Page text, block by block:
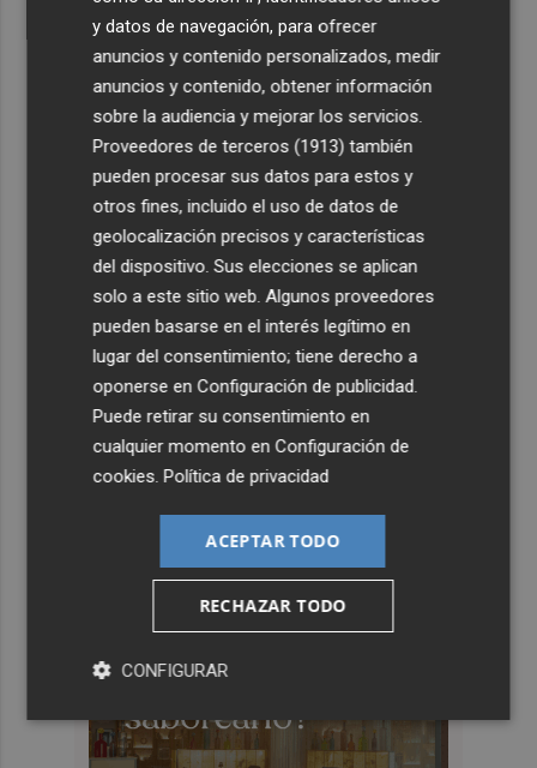
y datos de navegación, para ofrecer
anuncios y contenido personalizados, medir
anuncios y contenido, obtener información
sobre la audiencia y mejorar los servicios.
Proveedores de terceros (1913) también
pueden procesar sus datos para estos y
otros fines, incluido el uso de datos de
geolocalización precisos y características
del dispositivo. Sus elecciones se aplican
solo a este sitio web. Algunos proveedores
pueden basarse en el interés legítimo en
lugar del consentimiento; tiene derecho a
oponerse enConfiguración de publicidad.
Puede retirar su consentimiento en
cualquier momento enConfiguración de
cookies.Política de privacidad
ACEPTAR TODO
RECHAZAR TODO
CONFIGURAR